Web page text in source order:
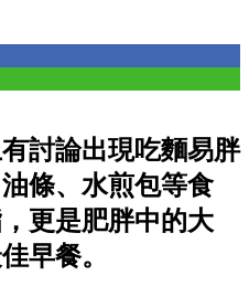
討論出現吃麵易胖
條、水煎包等食
更是肥胖中的大
早餐。